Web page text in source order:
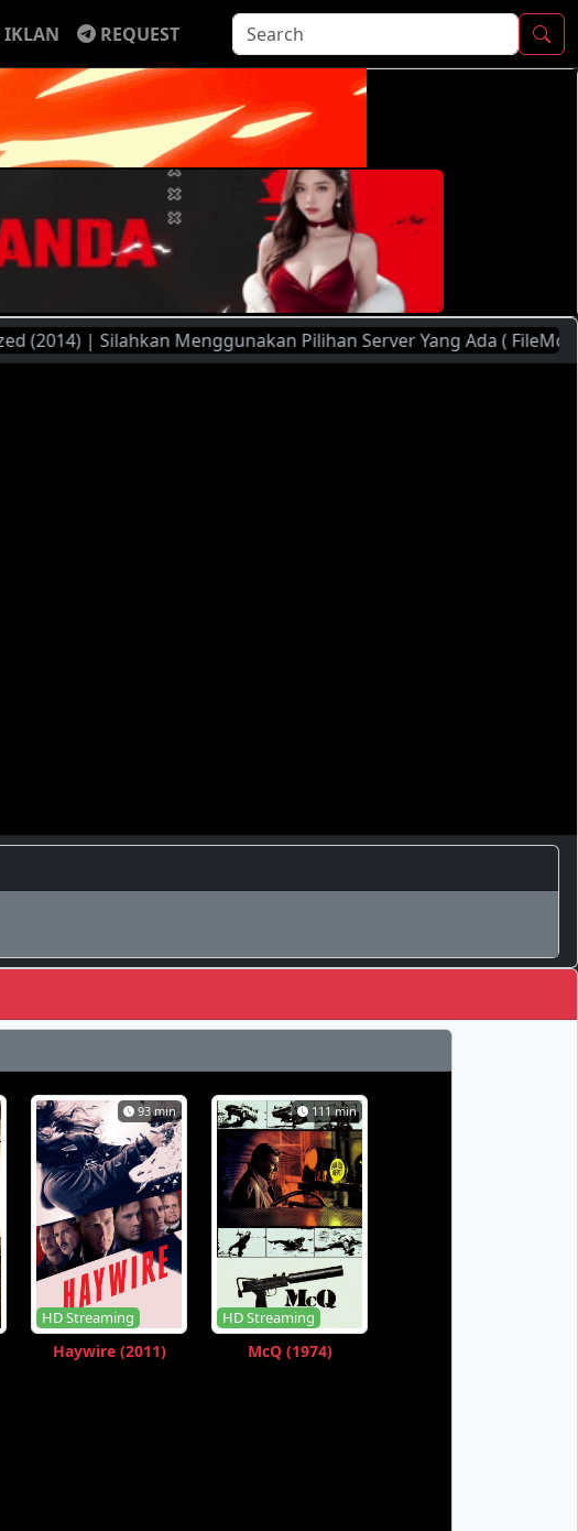
IKLAN REQUEST
| Silahkan Menggunakan Pilihan Server Yang Ada ( FileMoon,
93 min
HD Streaming
Haywire (2011)
111 min
HD Streaming
McQ (1974)